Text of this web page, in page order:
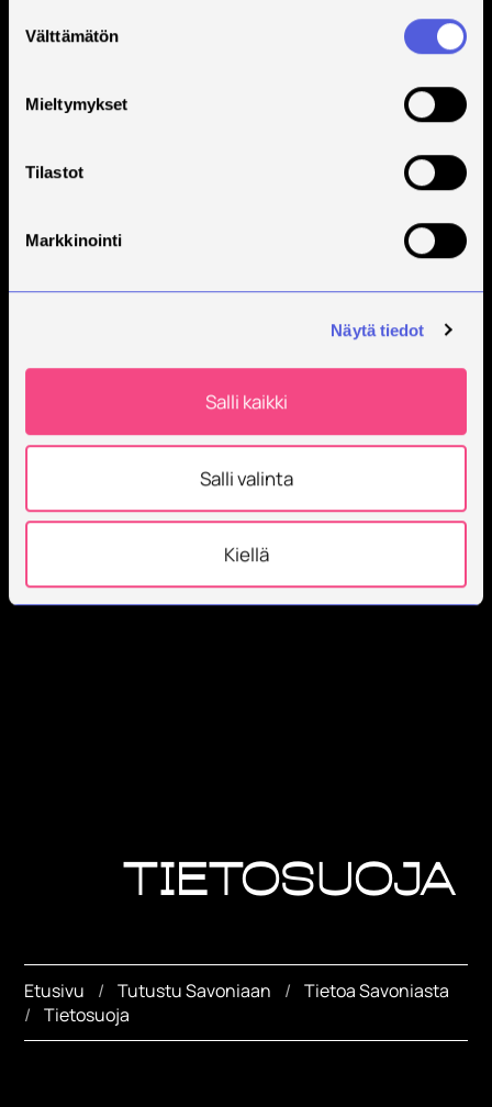
valinta
Välttämätön
Mieltymykset
Tilastot
Markkinointi
Näytä tiedot
Salli kaikki
Salli valinta
Kiellä
Tietosuoja
Etusivu Tutustu Savoniaan
Tietoa Savoniasta
Tietosuoja